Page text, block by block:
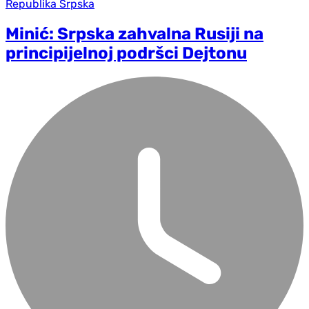
Republika Srpska
Minić: Srpska zahvalna Rusiji na
principijelnoj podršci Dejtonu